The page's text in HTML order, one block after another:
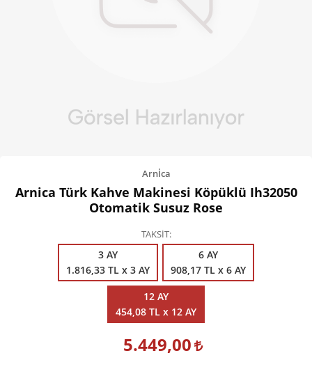
Arnİca
Arnica Türk Kahve Makinesi Köpüklü Ih32050
Otomatik Susuz Rose
TAKSİT
3 AY
1.816,33 TL x 3 AY
6 AY
908,17 TL x 6 AY
12 AY
454,08 TL x 12 AY
5.449,00